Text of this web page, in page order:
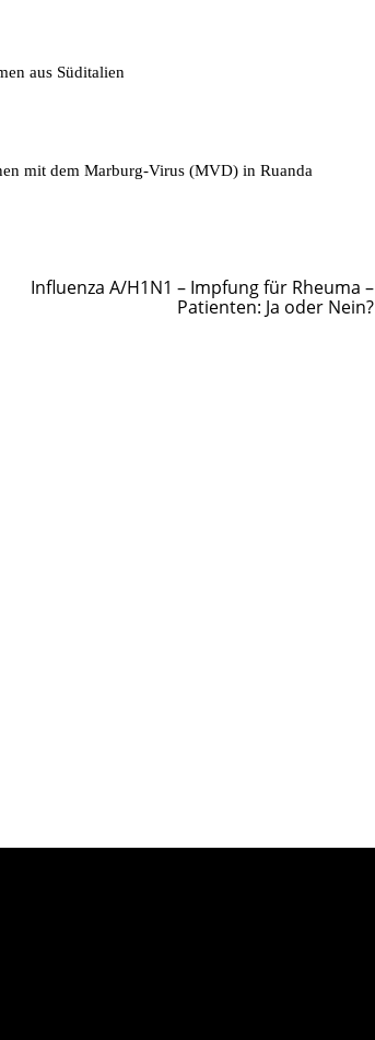
aus Süditalien
mit dem Marburg-Virus (MVD) in Ruanda
Influenza A/H1N1 – Impfung für Rheuma –
Patienten: Ja oder Nein?